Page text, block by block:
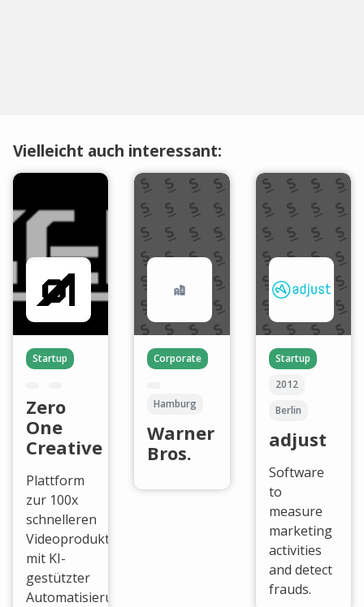
Vielleicht auch interessant:
Startup
Zero
One
Creative
Plattform
zur 100x
schnelleren
Videoproduktion
mit KI-
gestützter
Automatisierung,
Corporate
Hamburg
Warner
Bros.
Startup
2012
Berlin
adjust
Software
to
measure
marketing
activities
and detect
frauds.